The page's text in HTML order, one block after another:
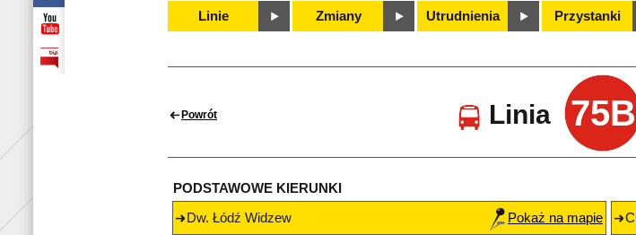
Linie Zmiany Utrudnienia Przystanki
Powrót Linia 75B
PODSTAWOWE KIERUNKI
Dw. Łódź Widzew
Pokaż na mapie